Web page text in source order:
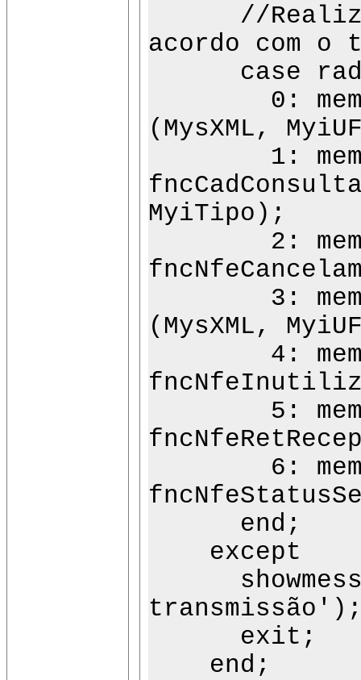
//Realiza a
acordo com o
case
0:
(MysXML,
1:
MyiTipo);
2:
3:
(MysXML,
4:
5:
6:
end;
except
exit;
end;